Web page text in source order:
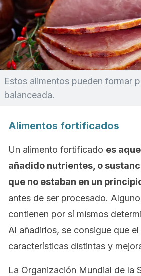
Estos alimentos pueden formar
balanceada.
Alimentos fortificados
Un alimento fortificado es
añadido nutrientes, o
que no estaban en un
antes de ser procesado.
contienen por sí mismos
Al añadirlos, se consigue que
características distintas y
La Organización Mundial de la